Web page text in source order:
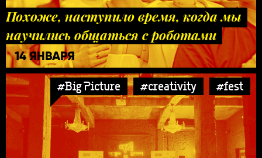
Похоже, наступило время, когда мы
научились общаться с роботами
14 ЯНВАРЯ
#Big Picture #creativity #fest